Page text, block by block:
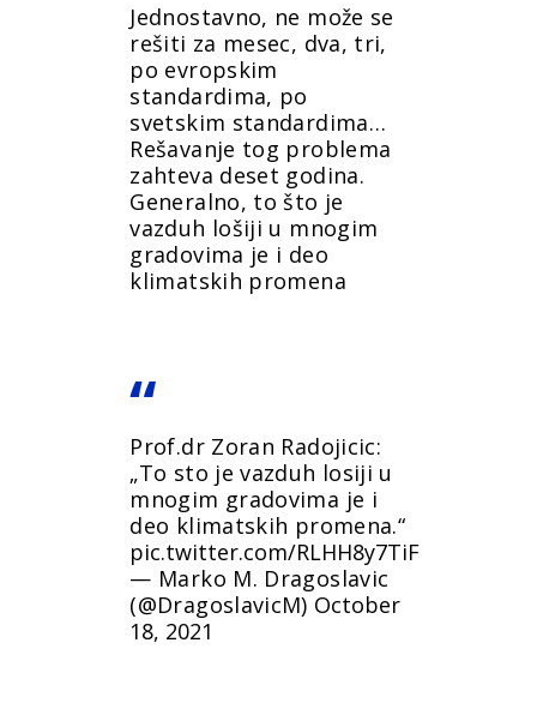
Jednostavno, ne može se
rešiti za mesec, dva, tri,
po evropskim
standardima, po
svetskim standardima…
Rešavanje tog problema
zahteva deset godina.
Generalno, to što je
vazduh lošiji u mnogim
gradovima je i deo
klimatskih promena
Prof.dr Zoran Radojicic:
„To sto je vazduh losiji u
mnogim gradovima je i
deo klimatskih promena.“
pic.twitter.com/RLHH8y7TiF
— Marko M. Dragoslavic
(@DragoslavicM) October
18, 2021